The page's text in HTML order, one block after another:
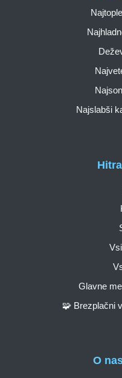
O
Glavne
🧩 Brezplačni
Najslabši